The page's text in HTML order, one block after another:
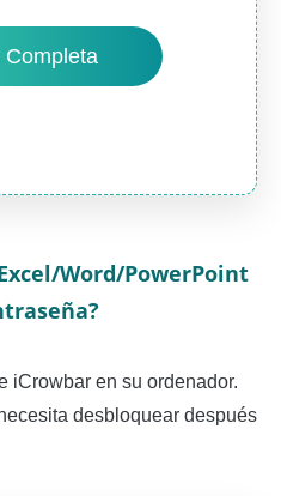
Completa
Word/PowerPoint
iCrowbar en su ordenador.
desbloquear después